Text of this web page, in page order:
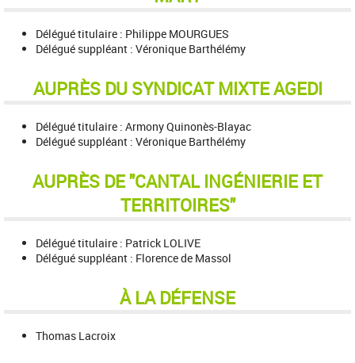
Délégué titulaire : Philippe MOURGUES
Délégué suppléant : Véronique Barthélémy
AUPRÈS DU SYNDICAT MIXTE AGEDI
Délégué titulaire : Armony Quinonès-Blayac
Délégué suppléant : Véronique Barthélémy
AUPRÈS DE "CANTAL INGÉNIERIE ET
TERRITOIRES"
Délégué titulaire : Patrick LOLIVE
Délégué suppléant : Florence de Massol
À LA DÉFENSE
Thomas Lacroix